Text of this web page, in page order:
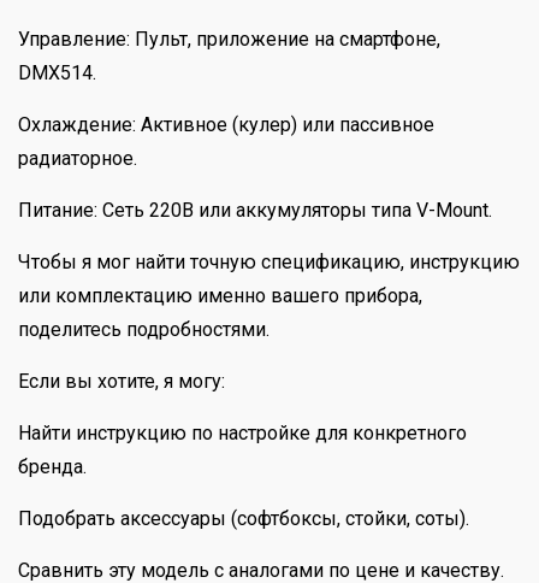
Управление: Пульт, приложение на смартфоне,
DMX514.
Охлаждение: Активное (кулер) или пассивное
радиаторное.
Питание: Сеть 220В или аккумуляторы типа V-Mount.
Чтобы я мог найти точную спецификацию, инструкцию
или комплектацию именно вашего прибора,
поделитесь подробностями.
Если вы хотите, я могу:
Найти инструкцию по настройке для конкретного
бренда.
Подобрать аксессуары (софтбоксы, стойки, соты).
Сравнить эту модель с аналогами по цене и качеству.